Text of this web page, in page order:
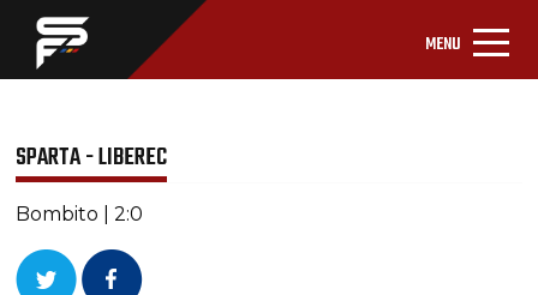
MENU
SPARTA - LIBEREC
Bombito | 2:0